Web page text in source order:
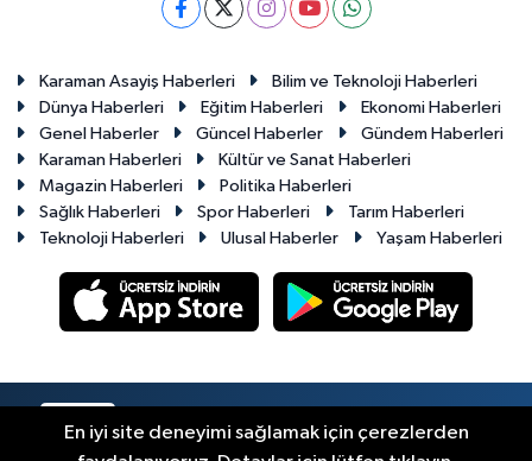
Karaman Asayiş Haberleri
Bilim ve Teknoloji Haberleri
Dünya Haberleri
Eğitim Haberleri
Ekonomi Haberleri
Genel Haberler
Güncel Haberler
Gündem Haberleri
Karaman Haberleri
Kültür ve Sanat Haberleri
Magazin Haberleri
Politika Haberleri
Sağlık Haberleri
Spor Haberleri
Tarım Haberleri
Teknoloji Haberleri
Ulusal Haberler Yaşam Haberleri
En iyi site deneyimi sağlamak için çerezlerden